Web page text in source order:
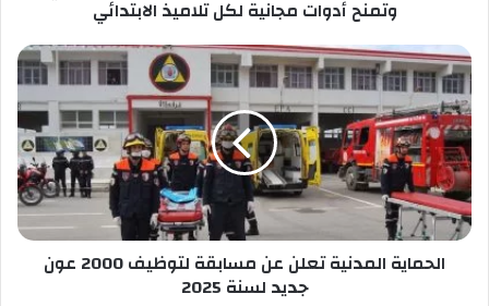
ح
ق
ن
ت
ي
س
ت
ر
ف
وتمنح أدوات مجانية لكل تلاميذ الابتدائي
ا
ل
ح
م
ا
ي
ة
ا
ل
الحماية المدنية تعلن عن مسابقة لتوظيف 2000 عون
جديد لسنة 2025